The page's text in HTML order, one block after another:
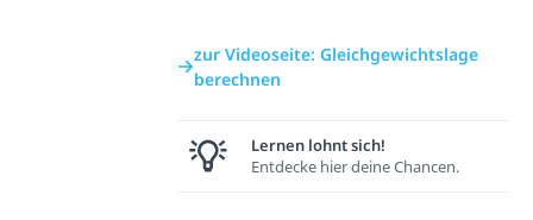
zur Videoseite: Gleichgewichtslage
berechnen
Lernen lohnt sich!
Entdecke hier deine Chancen.